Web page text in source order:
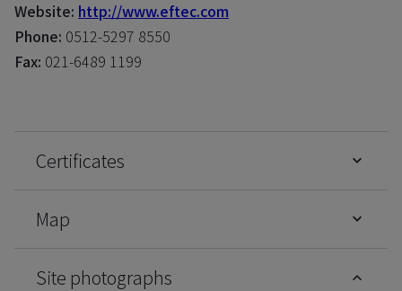
Website: http://www.eftec.com
Phone: 0512-5297 8550
Fax: 021-6489 1199
Certificates
Map
Site photographs